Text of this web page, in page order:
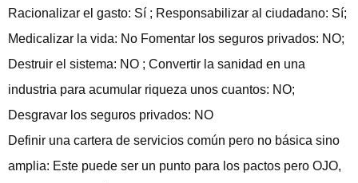
Racionalizar el gasto: Sí ; Responsabilizar al ciudadano: Sí;
Medicalizar la vida: No Fomentar los seguros privados: NO;
Destruir el sistema: NO ; Convertir la sanidad en una
industria para acumular riqueza unos cuantos: NO;
Desgravar los seguros privados: NO
Definir una cartera de servicios común pero no básica sino
amplia: Este puede ser un punto para los pactos pero OJO,